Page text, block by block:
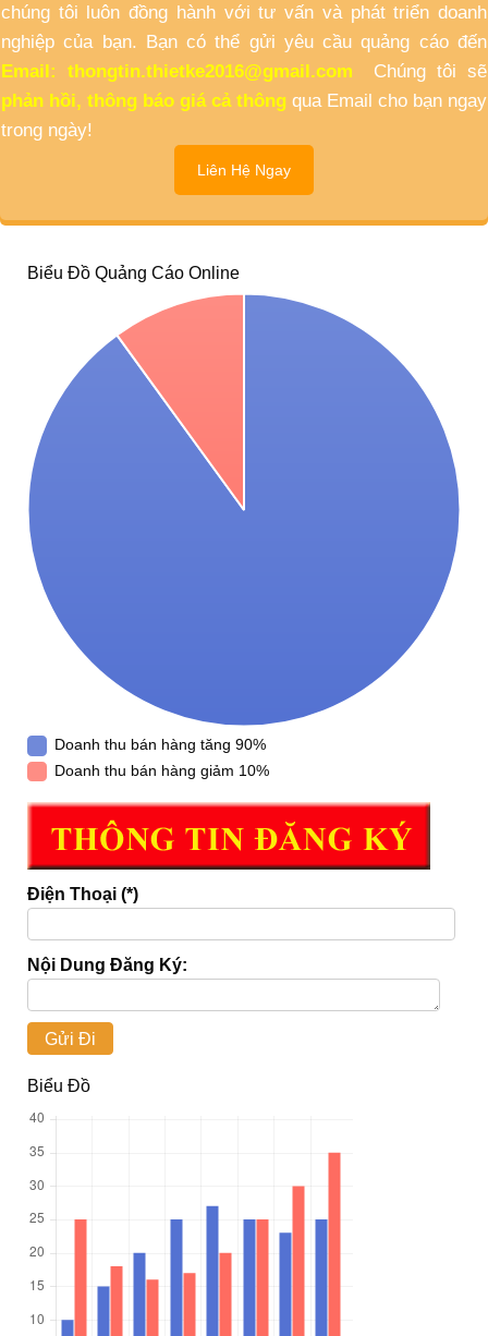
chúng tôi luôn đồng hành với tư vấn và phát triển doanh
nghiệp của bạn. Bạn có thể gửi yêu cầu quảng cáo đến
Email: thongtin.thietke2016@gmail.com Chúng tôi sẽ
phản hồi, thông báo giá cả thông qua Email cho bạn ngay
trong ngày!
Liên Hệ Ngay
Biểu Đồ Quảng Cáo Online
Doanh thu bán hàng tăng 90%
Doanh thu bán hàng giảm 10%
Điện Thoại (*)
Nội Dung Đăng Ký:
Biểu Đồ